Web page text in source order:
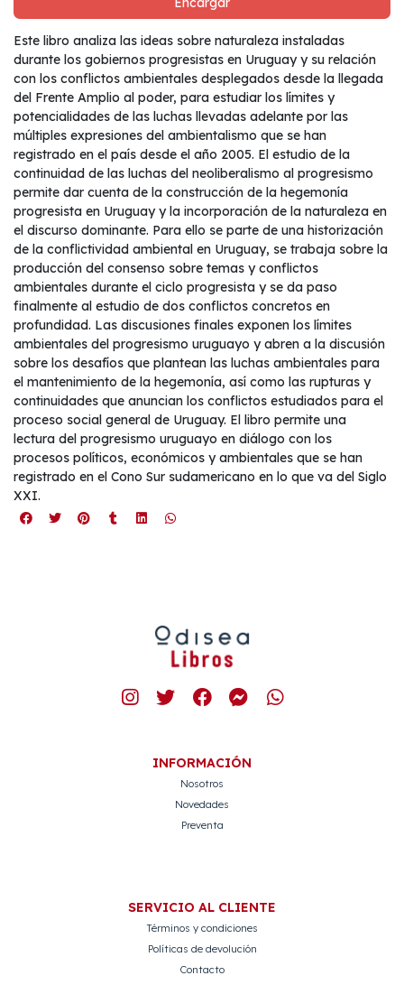
Este libro analiza las ideas sobre naturaleza instaladas
durante los gobiernos progresistas en Uruguay y su relación
con los conflictos ambientales desplegados desde la llegada
del Frente Amplio al poder, para estudiar los límites y
potencialidades de las luchas llevadas adelante por las
múltiples expresiones del ambientalismo que se han
registrado en el país desde el año 2005. El estudio de la
continuidad de las luchas del neoliberalismo al progresismo
permite dar cuenta de la construcción de la hegemonía
progresista en Uruguay y la incorporación de la naturaleza en
el discurso dominante. Para ello se parte de una historización
de la conflictividad ambiental en Uruguay, se trabaja sobre la
producción del consenso sobre temas y conflictos
ambientales durante el ciclo progresista y se da paso
finalmente al estudio de dos conflictos concretos en
profundidad. Las discusiones finales exponen los límites
ambientales del progresismo uruguayo y abren a la discusión
sobre los desafíos que plantean las luchas ambientales para
el mantenimiento de la hegemonía, así como las rupturas y
continuidades que anuncian los conflictos estudiados para el
proceso social general de Uruguay. El libro permite una
lectura del progresismo uruguayo en diálogo con los
procesos políticos, económicos y ambientales que se han
registrado en el Cono Sur sudamericano en lo que va del Siglo
XXI.
INFORMACIÓN
Nosotros
Novedades
Preventa
SERVICIO AL CLIENTE
Términos y condiciones
Políticas de devolución
Contacto